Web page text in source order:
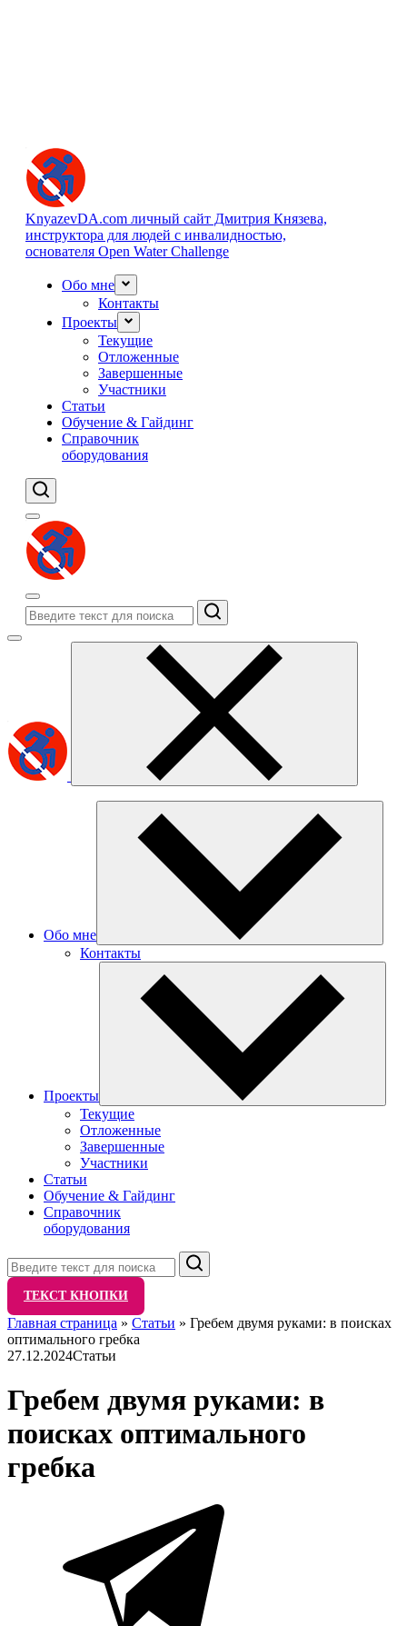
KnyazevDA.com личный сайт Дмитрия Князева,
инструктора для людей с инвалидностью,
основателя Open Water Challenge
Обо мне
Контакты
Проекты
Текущие
Отложенные
Завершенные
Участники
Статьи
Обучение & Гайдинг
Справочник
оборудования
Поиск
Обо мне
Контакты
Проекты
Текущие
Отложенные
Завершенные
Участники
Статьи
Обучение & Гайдинг
Справочник
оборудования
Поиск
ТЕКСТ КНОПКИ
Главная страница » Статьи » Гребем двумя руками: в поисках
оптимального гребка
27.12.2024Статьи
Гребем двумя руками: в
поисках оптимального
гребка